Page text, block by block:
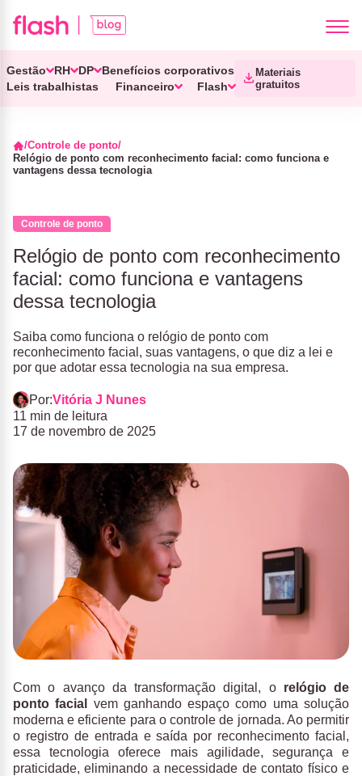
Gestão RH DP
Benefícios corporativos
Leis trabalhistas
Financeiro Flash
Materiais
gratuitos
Controle de ponto
Relógio de ponto com reconhecimento facial: como funciona e
vantagens dessa tecnologia
Controle de ponto
Relógio de ponto com reconhecimento
facial: como funciona e vantagens
dessa tecnologia
Saiba como funciona o relógio de ponto com
reconhecimento facial, suas vantagens, o que diz a lei e
por que adotar essa tecnologia na sua empresa.
Por:Vitória J Nunes
11 min de leitura
17 de novembro de 2025
Com o avanço da transformação digital, o relógio de
ponto facial vem ganhando espaço como uma solução
moderna e eficiente para o controle de jornada. Ao permitir
o registro de entrada e saída por reconhecimento facial,
essa tecnologia oferece mais agilidade, segurança e
praticidade, eliminando a necessidade de contato físico e